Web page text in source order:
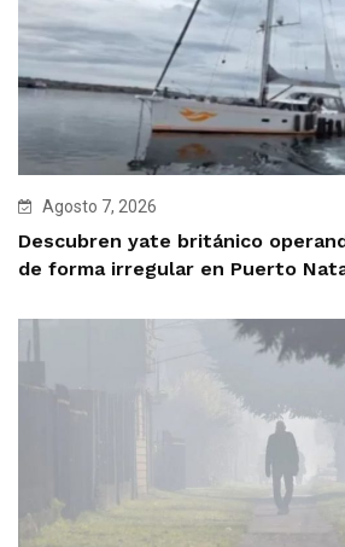
Agosto 7, 2026
Descubren yate británico
de forma irregular en Puerto